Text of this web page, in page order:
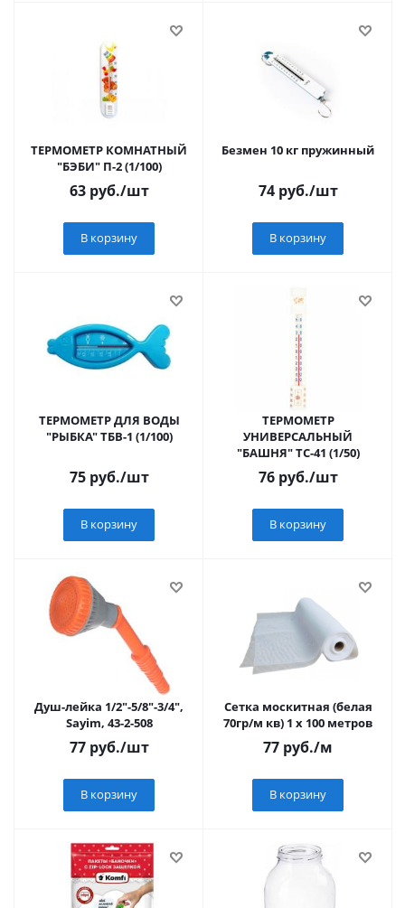
ТЕРМОМЕТР КОМНАТНЫЙ
"БЭБИ" П-2 (1/100)
63руб./шт
В корзину
Безмен 10 кг пружинный
74руб./шт
В корзину
ТЕРМОМЕТР ДЛЯ ВОДЫ
"РЫБКА" ТБВ-1 (1/100)
75руб./шт
В корзину
ТЕРМОМЕТР
УНИВЕРСАЛЬНЫЙ
"БАШНЯ" ТС-41 (1/50)
76руб./шт
В корзину
Душ-лейка 1/2"-5/8"-3/4",
Sayim, 43-2-508
77руб./шт
В корзину
Сетка москитная (белая
70гр/м кв) 1 х 100 метров
77 руб./м
В корзину